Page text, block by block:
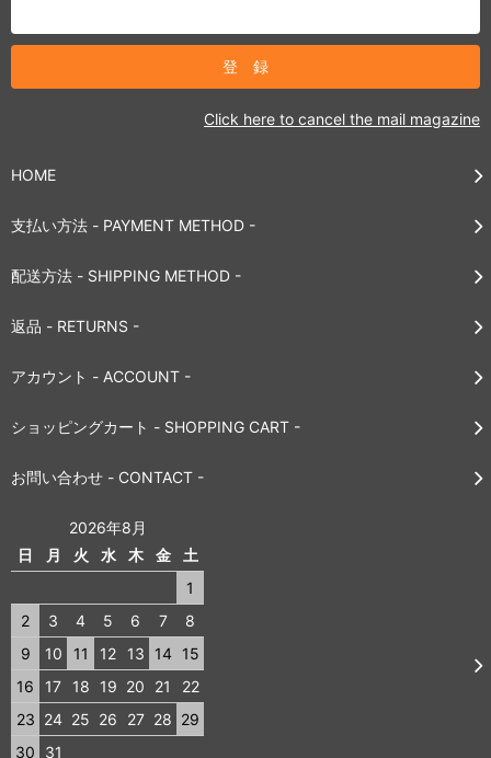
Click here to cancel the mail magazine
HOME
支払い方法 - PAYMENT METHOD -
配送方法 - SHIPPING METHOD -
返品 - RETURNS -
アカウント - ACCOUNT -
ショッピングカート - SHOPPING CART -
お問い合わせ - CONTACT -
2026年8月
日
月 火 水 木 金
土
1
2
3 4 5 6 7
8
9
10 11 12 13 14
15
16
17 18 19 20 21
22
23 24 25 26 27 28 29
30
31